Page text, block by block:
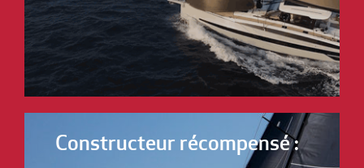
Constructeur récompensé :